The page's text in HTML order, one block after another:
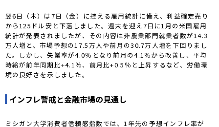
翌6日（木）は7日（金）に控える雇用統計に備え、利益確定売り
から125ドル安と下落しました。週末を迎え7日に1月の米国雇用
統計が発表されましたが、その内容は非農業部門就業者数が14.3
万人増と、市場予想の17.5万人や前月の30.7万人増を下回りまし
た。しかし、失業率が4.0％となり前月の4.1％から改善し、平均
時給が前年同期比+4.1％、前月比+0.5％と上昇するなど、労働環
境の良好さを示しました。
インフレ警戒と金融市場の見通し
ミシガン大学消費者信頼感指数では、1年先の予想インフレ率が